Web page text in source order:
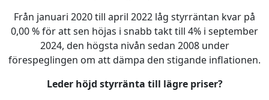
Från januari 2020 till april 2022 låg styrräntan kvar på
0,00 % för att sen höjas i snabb takt till 4% i september
2024, den högsta nivån sedan 2008 under
förespeglingen om att dämpa den stigande inflationen.
Leder höjd styrränta till lägre priser?